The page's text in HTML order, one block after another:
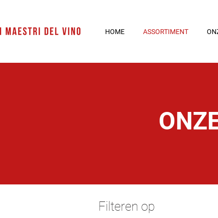
HOME ASSORTIMENT
Filteren op